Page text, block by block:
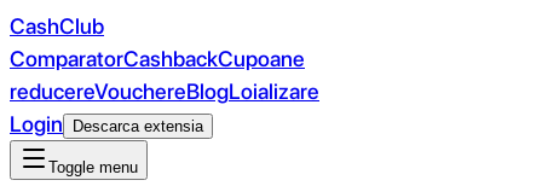
CashClub
ComparatorCashbackCupoane
reducereVouchereBlogLoializare
Login
Descarca extensia
Toggle menu